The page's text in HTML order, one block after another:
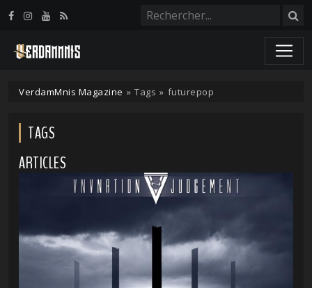
VerdamMnis Magazine » Tags » futurepop
TAGS
ARTICLES
Panneau de gestion des cookies